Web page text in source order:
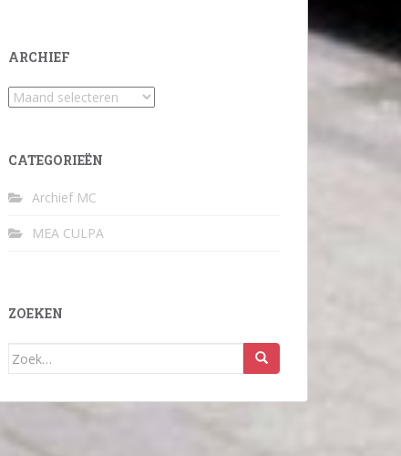
ARCHIEF
Archief
CATEGORIEËN
Archief MC
MEA CULPA
ZOEKEN
Zoek